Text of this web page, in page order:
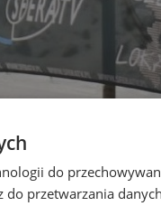
do
przetwarzania